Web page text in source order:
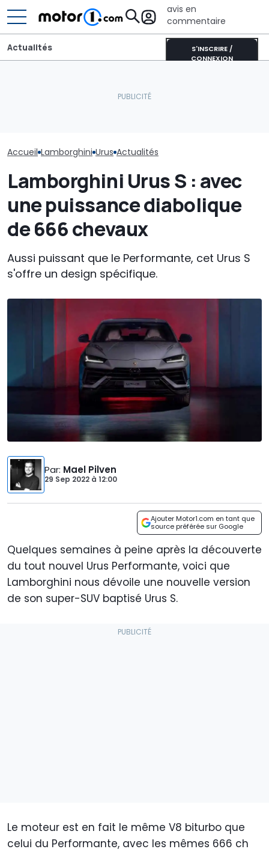
avis en
commentaire
S'INSCRIRE /
CONNEXION
Actualités
Accueil Lamborghini Urus Actualités
Lamborghini Urus S : avec
une puissance diabolique
de 666 chevaux
Aussi puissant que le Performante, cet Urus S
s'offre un design spécifique.
Par: Mael Pilven
29 Sep 2022 à 12:00
Ajouter Motor1.com en tant que
source préférée sur Google
Quelques semaines à peine après la découverte
du tout nouvel Urus Performante, voici que
Lamborghini nous dévoile une nouvelle version
de son super-SUV baptisé Urus S.
Le moteur est en fait le même V8 biturbo que
celui du Performante, avec les mêmes 666 ch